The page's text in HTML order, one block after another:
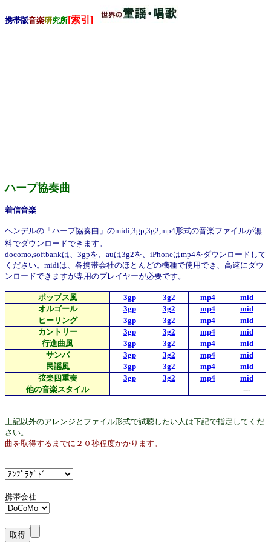
携帯版音楽研究所[索引]
ハープ協奏曲
着信音楽
ヘンデルの「ハープ協奏曲」のmidi,3gp,3g2,mp4形式の音楽ファイルが無
料でダウンロードできます。
docomo,softbankは、3gpを、auは3g2を、iPhoneはmp4をダウンロードして
ください。midiは、各携帯会社のほとんどの機種で使用でき、高速にダウ
ンロードできますが専用のプレイヤーが必要です。
ポップス風 3gp 3g2 mp4
mid
オルゴール
3gp 3g2 mp4
mid
ヒーリング
3gp 3g2 mp4
mid
カントリー
3gp 3g2 mp4
mid
行進曲風
3gp 3g2 mp4
mid
サンバ
3gp 3g2 mp4
mid
民謡風
3gp 3g2 mp4
mid
弦楽四重奏
3gp 3g2 mp4
mid
他の音楽スタイル
---
上記以外のアレンジとファイル形式で試聴したい人は下記で指定してくだ
さい。
曲を取得するまでに２０秒程度かかります。
携帯会社